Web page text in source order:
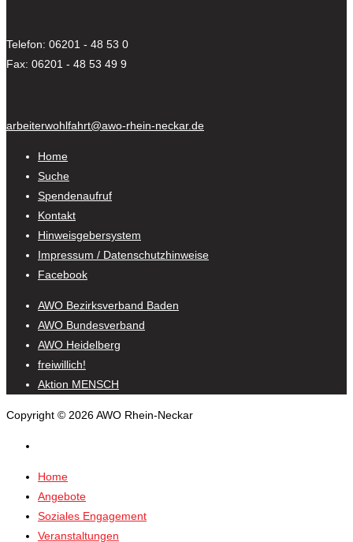
Telefon: 06201 - 48 53 0
Fax: 06201 - 48 53 49 9
arbeiterwohlfahrt@awo-rhein-neckar.de
Home
Suche
Spendenaufruf
Kontakt
Hinweisgebersystem
Impressum / Datenschutzhinweise
Facebook
AWO Bezirksverband Baden
AWO Bundesverband
AWO Heidelberg
freiwillich!
Aktion MENSCH
Copyright © 2026 AWO Rhein-Neckar
Home
Angebote
Soziales Engagement
Veranstaltungen